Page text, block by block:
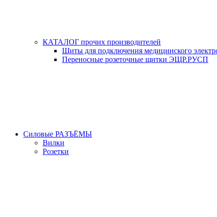
КАТАЛОГ прочих производителей
Щиты для подключения медицинского
Переносные розеточные щитки ЭЩР.РУСП
Силовые РАЗЪЁМЫ
Вилки
Розетки